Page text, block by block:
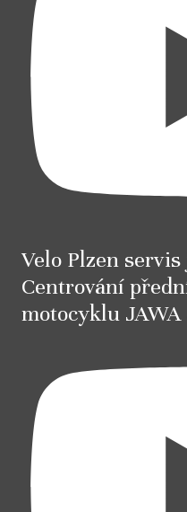
Velo Plzen
Centrování
motocyklu